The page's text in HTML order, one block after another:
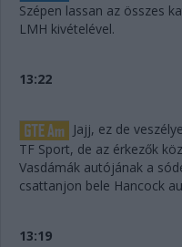
Szépen lassan az összes
LMH kivételével.
13:22
Jajj, ez de
TF Sport, de az érkezők
Vasdámák autójának a
csattanjon bele Hancock
13:19